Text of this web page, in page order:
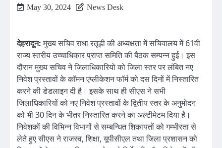
May 30, 2024 News Desk
देहरादून:मुख्य सचिव राधा रतूड़ी की अध्यक्षता में सचिवालय में 61वी
राज्य स्तरीय उच्चाधिकार प्राप्त समिति की बैठक सम्पन्न हुई। इस
दौरान मुख्य सचिव ने जिलाधिकारियो को जिला स्तर पर लंबित नए
निवेश प्रस्तावों के कॉमन एप्लीकेशन फॉर्म को दस दिनों में निस्तारित
करने की डेडलाइन दी है। इसके साथ ही सीएस ने सभी
जिलाधिकारियों को नए निवेश प्रस्तावों के द्वितीय स्तर के अनुमोदन
को भी 30 दिन के भीतर निस्तारित करने का अल्टीमेटम दिया है।
निवेशकों की विभिन्न विभागों से सम्बन्धित शिकायतों को गम्भीरता से
लेते हुए सीएस ने राजस्व, शिक्षा, यूपीसीएल तथा जिला प्रशासन को